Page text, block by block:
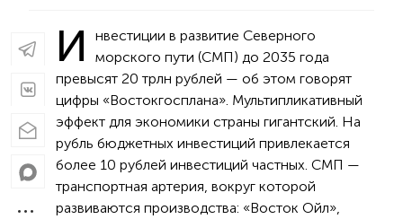
И
нвестиции в развитие Северного
морского пути (СМП) до 2035 года
превысят 20 трлн рублей — об этом говорят
цифры «Востокгосплана». Мультипликативный
эффект для экономики страны гигантский. На
рубль бюджетных инвестиций привлекается
более 10 рублей инвестиций частных. СМП —
транспортная артерия, вокруг которой
развиваются производства: «Восток Ойл»,